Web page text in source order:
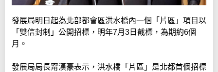
發展局明日起為北部都會區洪水橋內一個「片區」項目以
「雙信封制」公開招標，明年7月3日截標，為期約6個
月。
發展局局長甯漢豪表示，洪水橋「片區」是北都首個招標